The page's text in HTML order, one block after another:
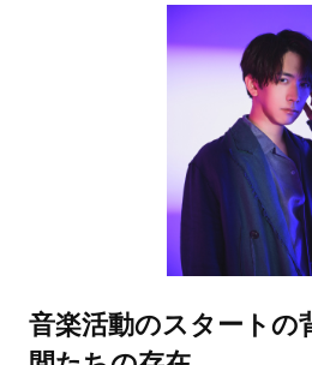
音楽活動のスタートの